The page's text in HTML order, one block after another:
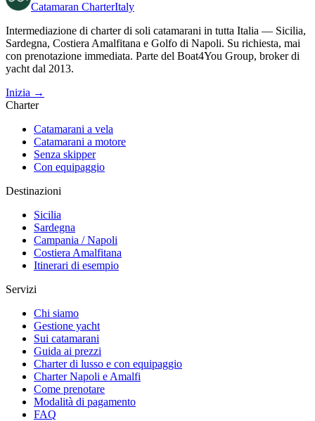
Catamaran CharterItaly
Intermediazione di charter di soli catamarani in tutta Italia — Sicilia,
Sardegna, Costiera Amalfitana e Golfo di Napoli. Su richiesta, mai
con prenotazione immediata. Parte del Boat4You Group, broker di
yacht dal 2013.
Inizia →
Charter
Catamarani a vela
Catamarani a motore
Senza skipper
Con equipaggio
Destinazioni
Sicilia
Sardegna
Campania / Napoli
Costiera Amalfitana
Itinerari di esempio
Servizi
Chi siamo
Gestione yacht
Sui catamarani
Guida ai prezzi
Charter di lusso e con equipaggio
Charter Napoli e Amalfi
Come prenotare
Modalità di pagamento
FAQ